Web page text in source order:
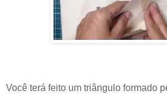
Você terá feito um triângulo formado